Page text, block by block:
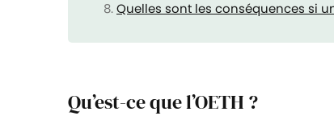
Quelles sont les conséquences si
Qu’est-ce que l’OETH ?